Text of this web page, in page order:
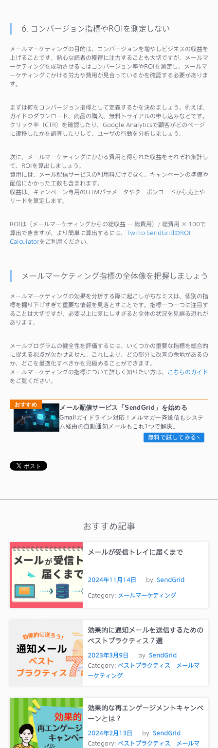
6. コンバージョン指標やROIを測定しない
メールマーケティングの目的は、コンバージョンを増やしビジネスの収益を
上げることです。熱心な読者の獲得に注力することも大切ですが、メールマ
ーケティングを成功させるにはコンバージョン率やROIを測定し、メールマ
ーケティングにかける労力や費用が見合っているかを確認する必要がありま
す。
まずは何をコンバージョン指標として定義するかを決めましょう。例えば、
ガイドのダウンロード、商品の購入、無料トライアルの申し込みなどです。
クリック率（CTR）を確認したり、Google Analyticsで顧客がどのページ
に遷移したかを調査したりして、ユーザの行動を分析しましょう。
次に、メールマーケティングにかかる費用と得られた収益をそれぞれ集計し
て、ROIを算出しましょう。
費用には、メール配信サービスの利用料だけでなく、キャンペーンの準備や
配信にかかった工数も含まれます。
収益は、キャンペーン専用のUTMパラメータやクーポンコードから売上や
リードを算定します。
ROIは（メールマーケティングからの総収益 － 総費用）/ 総費用 × 100で
算出できますが、より簡単に算出するには、 Twilio SendGridのROI
Calculatorをご利用ください。
メールマーケティング指標の全体像を把握しましょう
メールマーケティングの効果を分析する際に起こしがちなミスは、個別の指
標を掘り下げすぎて重要な情報を見落とすことです。指標一つ一つに注目す
ることは大切ですが、必要以上に気にしすぎると全体の状況を見誤る恐れが
あります。
メールプログラムの健全性を評価するには、いくつかの重要な指標を総合的
に捉える視点が欠かせません。これにより、どの部分に改善の余地があるの
か、どこを最適化すべきかを見極めることができます。
メールマーケティングの指標について詳しく知りたい方は、
こちらのガイド
をご覧ください。
おすすめ
メール配信サービス「SendGrid」を始める
Gmailガイドライン対応！メルマガ一斉送信もシステ
ム経由の自動通知メールもこれ1つで解決。
無料で試してみる
おすすめ記事
メールが受信トレイに届くまで
2024年11月14日 by SendGrid
Category: メールマーケティング
効果的に通知メールを送信するための
ベストプラクティス７選
2023年3月9日 by SendGrid
Category: ベストプラクティス
メールマ
ーケティング
効果的な再エンゲージメントキャンペ
ーンとは？
2024年2月13日 by SendGrid
Category: ベストプラクティス
メールマ